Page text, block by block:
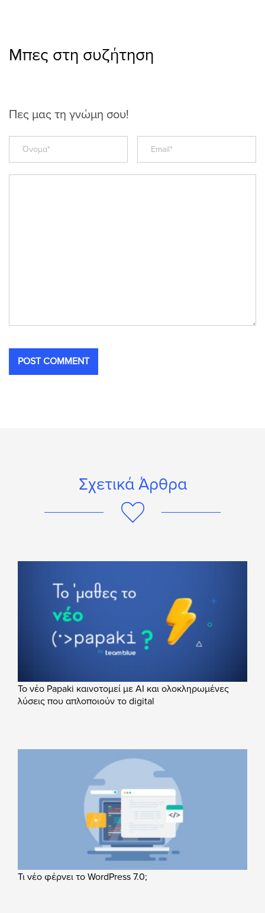
Μπες στη συζήτηση
Πες μας τη γνώμη σου!
Σχετικά Άρθρα
Το νέο Papaki καινοτομεί με AI και ολοκληρωμένες
λύσεις που απλοποιούν το digital
Τι νέο φέρνει το WordPress 7.0;